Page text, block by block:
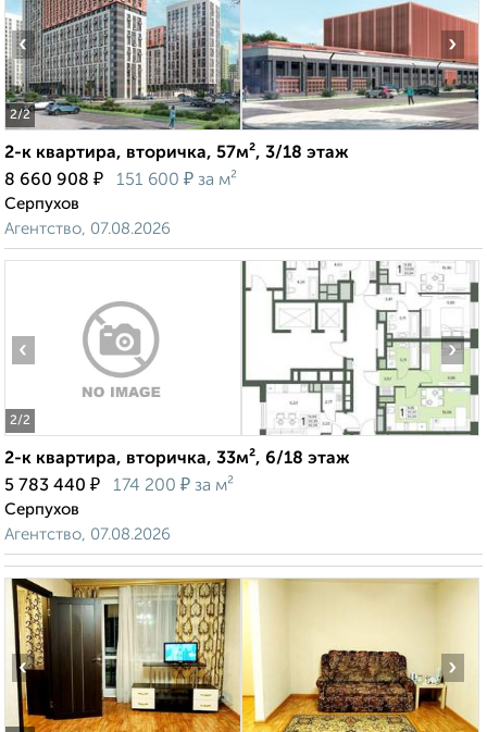
2/2
‹ ›
2-к квартира, вторичка, 57м², 3/18 этаж
8 660 908 ₽ 151 600 ₽ за м²
Серпухов
Агентство, 07.08.2026
2/2
‹ ›
2-к квартира, вторичка, 33м², 6/18 этаж
5 783 440 ₽ 174 200 ₽ за м²
Серпухов
Агентство, 07.08.2026
‹ ›